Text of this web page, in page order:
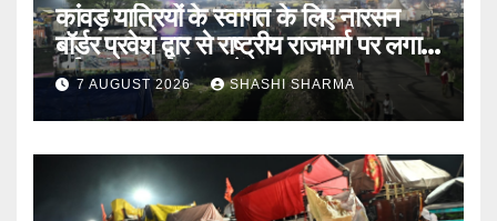
कांवड़ यात्रियों के स्वागत के लिए नारसन
बॉर्डर प्रवेश द्वार से राष्ट्रीय राजमार्ग पर लगाई
गई रंगीन एलईडी लाइटें
7 AUGUST 2026 SHASHI SHARMA